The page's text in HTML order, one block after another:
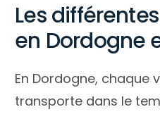
Les
en Dordogne
En Dordogne, chaque
transporte dans le